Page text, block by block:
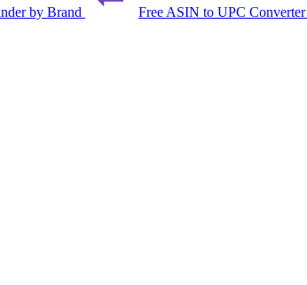
by Brand Free ASIN to UPC Converter